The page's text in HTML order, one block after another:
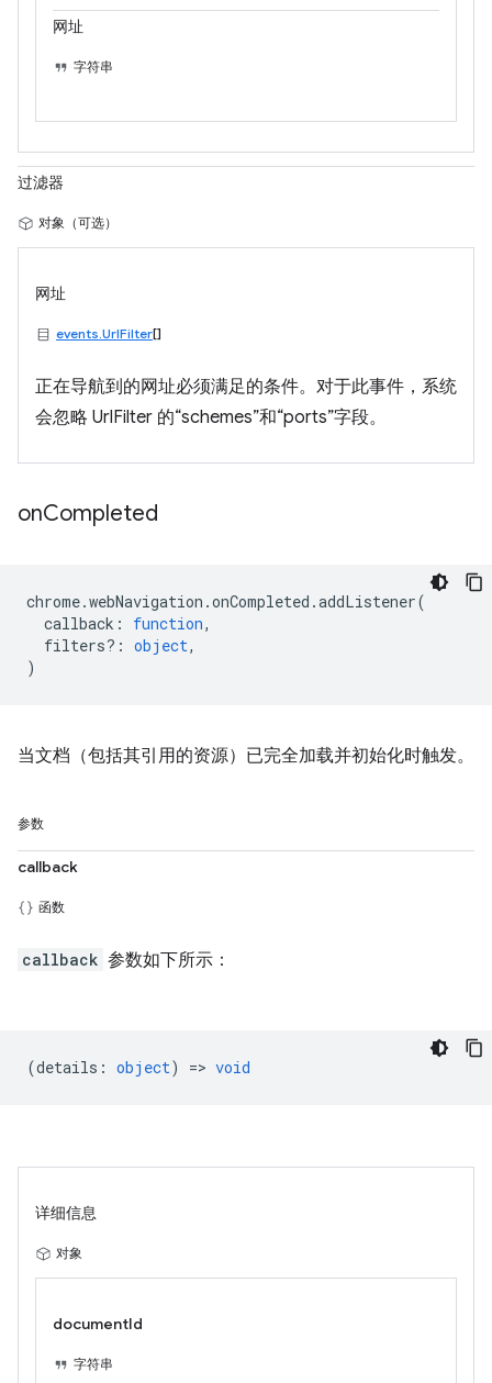
网址
字符串
过滤器
对象（可选）
网址
events.UrlFilter[]
正在导航到的网址必须满足的条件。对于此事件，系统
会忽略 UrlFilter 的“schemes”和“ports”字段。
onCompleted
chrome.webNavigation .onCompleted .addListener(
callback : function,
filters? : object,
)
当文档（包括其引用的资源）已完全加载并初始化时触发。
参数
callback
函数
callback 参数如下所示：
(details : object) => void
详细信息
对象
documentId
字符串